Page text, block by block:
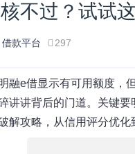
不过？试试
借款平台 297
融e借显示有可用额度，
讲讲背后的门道。关键要
解攻略，从信用评分优化